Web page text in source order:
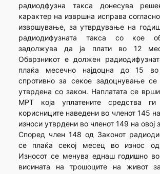
радиодфузна такса донесува
карактер на извршна исправа
извршување, за утврдување на
радиодифузната такса со кое
задолжува да ја плати во 12
Обврзникот е должен
плаќа месечно најдоцна до 15
спротивно за секое задоцнување се
утврдена со закон. Наплатата се
МРТ која уплатените средства
корисниците наведени во членот 145
износи утврдени во членот 149 на овој
Според член 148 од Законот
се плаќа секој месец во износ
Износот се менува еднаш годишно
висината на трошоците на живот